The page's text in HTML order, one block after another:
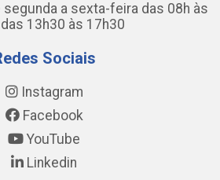
a sexta-feira das 08h às
13h30 às 17h30
Sociais
Instagram
Facebook
YouTube
Linkedin